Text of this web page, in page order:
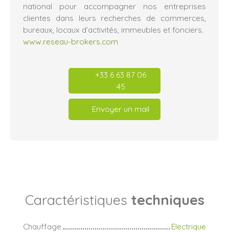
national pour accompagner nos entreprises
clientes dans leurs recherches de commerces,
bureaux, locaux d’activités, immeubles et fonciers.
www.reseau-brokers.com
+33 6 63 87 06
45
Envoyer un mail
Caractéristiques techniques
Chauffage
Electrique